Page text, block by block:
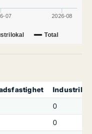
Total
07 2026-08
0
0